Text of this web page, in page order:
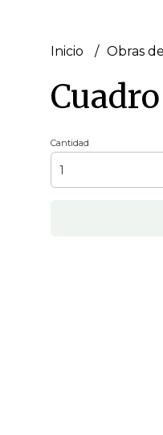
Inicio Obras
Cantidad